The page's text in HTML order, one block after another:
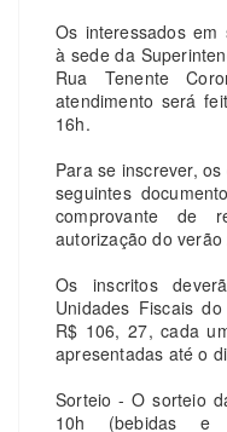
Os interessados em
à sede da
Rua Tenente
atendimento será
16h.
Para se inscrever,
seguintes
comprovante de
autorização do verão
Os inscritos
Unidades Fiscais
R$ 106, 27, cada
apresentadas até o
Sorteio - O sorteio
10h (bebidas e